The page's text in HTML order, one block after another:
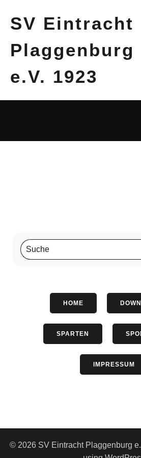
SV Eintracht
Plaggenburg
e.V. 1923
HOME
SPARTEN
IMPRESSUM
© 2026 SV Eintracht Plaggenburg